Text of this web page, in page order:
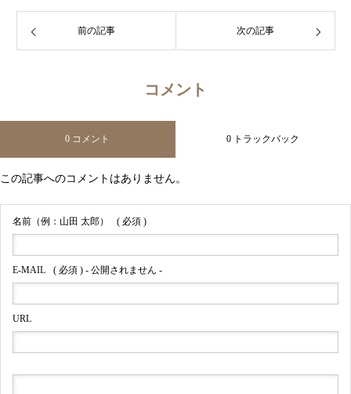
前の記事 次の記事
コメント
0 コメント 0 トラックバック
この記事へのコメントはありません。
名前（例：山田 太郎） ( 必須 )
E-MAIL ( 必須 ) - 公開されません -
URL